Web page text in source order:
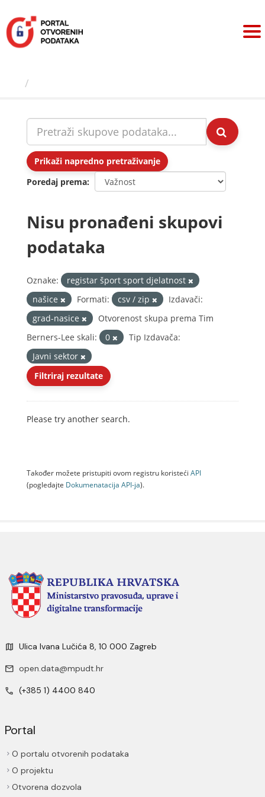
sadržaj
Prikaži napredno pretraživanje
Poredaj prema
Nisu pronađeni skupovi
podataka
Oznake:
registar šport sport djelatnost
našice
Formati: csv / zip
Izdavači:
grad-nasice
Otvorenost skupa prema Tim
Berners-Lee skali:
0
Tip Izdavača:
Javni sektor
Filtriraj rezultate
Please try another search.
Također možete pristupiti ovom registru koristeći API
(pogledajte Dokumenаtаcijа API-jа).